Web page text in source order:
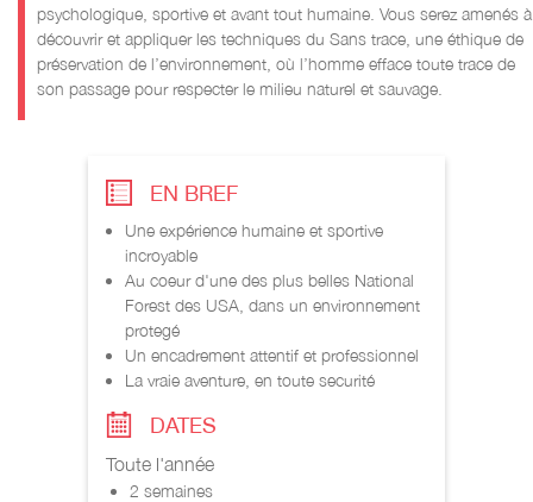
psychologique, sportive et avant tout humaine. Vous serez amenés à
découvrir et appliquer les techniques du Sans trace, une éthique de
préservation de l’environnement, où l’homme efface toute trace de
son passage pour respecter le milieu naturel et sauvage.
EN BREF
Une expérience humaine et sportive
incroyable
Au coeur d'une des plus belles National
Forest des USA, dans un environnement
protegé
Un encadrement attentif et professionnel
La vraie aventure, en toute securité
DATES
Toute l'année
2 semaines